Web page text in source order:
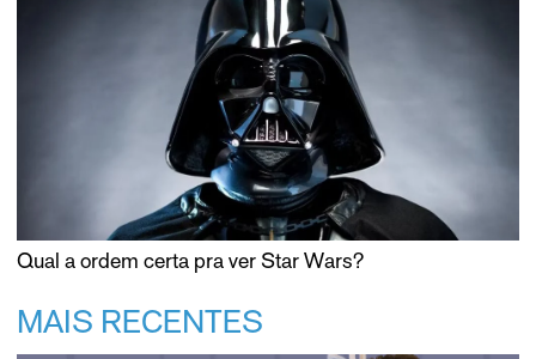
Qual a ordem certa pra ver Star Wars?
MAIS RECENTES